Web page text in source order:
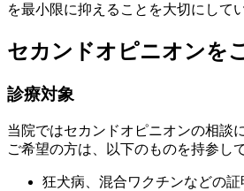
を最小限に抑えることを大切にして
セカンドオピニオンを
診療対象
当院ではセカンドオピニオンの相談
ご希望の方は、以下のものを持参し
狂犬病、混合ワクチンなどの証